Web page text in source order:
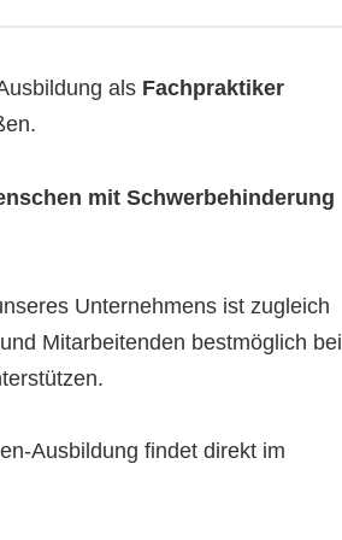
als Fachpraktiker
mit Schwerbehinderung
Unternehmens ist zugleich
Mitarbeitenden bestmöglich bei
Ausbildung findet direkt im